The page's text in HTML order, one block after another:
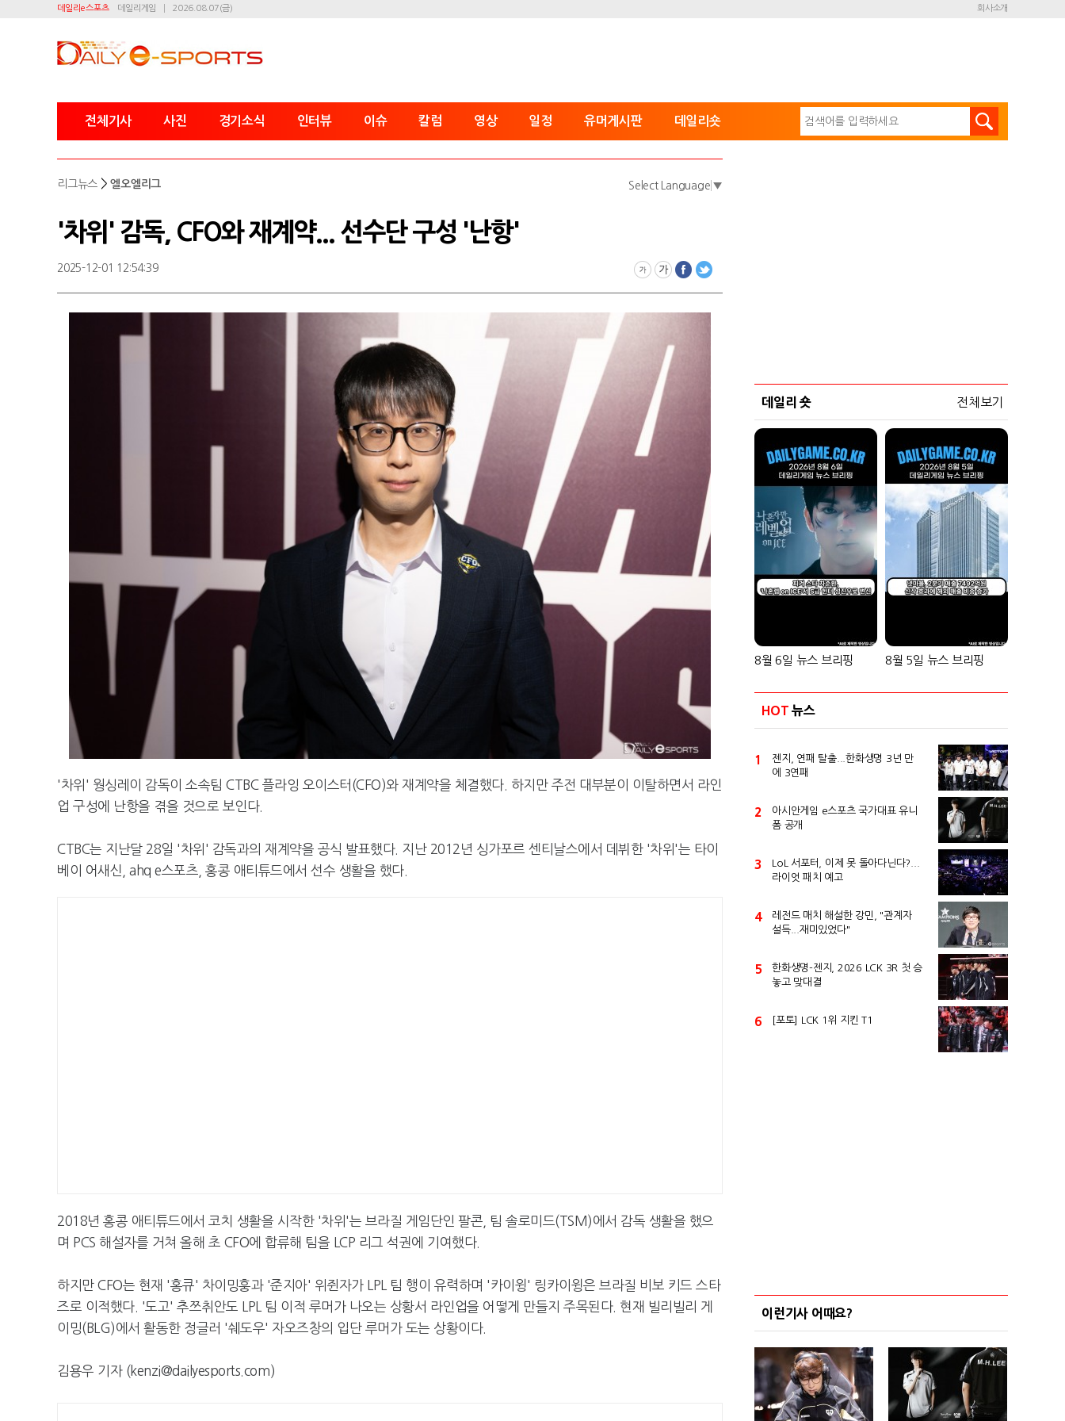
데일리e스포츠 데일리게임 2026.08.07(금) 회사소개
전체기사 사진 경기소식 인터뷰 이슈 칼럼 영상 일정 유머게시판 데일리숏
리그뉴스 >엘오엘리그 Select Language ▼
'차위' 감독, CFO와 재계약... 선수단 구성 '난항'
2025-12-01 12:54:39
'차위' 웡싱레이 감독이 소속팀 CTBC 플라잉 오이스터(CFO)와 재계약을 체결했다. 하지만 주전 대부분이 이탈하면서 라인
업 구성에 난항을 겪을 것으로 보인다.
CTBC는 지난달 28일 '차위' 감독과의 재계약을 공식 발표했다. 지난 2012년 싱가포르 센티날스에서 데뷔한 '차위'는 타이
베이 어새신, ahq e스포츠, 홍콩 애티튜드에서 선수 생활을 했다.
2018년 홍콩 애티튜드에서 코치 생활을 시작한 '차위'는 브라질 게임단인 팔콘, 팀 솔로미드(TSM)에서 감독 생활을 했으
며 PCS 해설자를 거쳐 올해 초 CFO에 합류해 팀을 LCP 리그 석권에 기여했다.
하지만 CFO는 현재 '홍큐' 차이밍훙과 '준지아' 위쥔자가 LPL 팀 행이 유력하며 '카이윙' 링카이윙은 브라질 비보 키드 스타
즈로 이적했다. '도고' 추쯔취안도 LPL 팀 이적 루머가 나오는 상황서 라인업을 어떻게 만들지 주목된다. 현재 빌리빌리 게
이밍(BLG)에서 활동한 정글러 '쉐도우' 자오즈창의 입단 루머가 도는 상황이다.
김용우 기자 (kenzi@dailyesports.com)
데일리 숏 전체보기
8월 6일 뉴스 브리핑 8월 5일 뉴스 브리핑
HOT 뉴스
1
젠지, 연패 탈출...한화생명 3년 만
에 3연패
2
아시안게임 e스포츠 국가대표 유니
폼 공개
3
LoL 서포터, 이제 못 돌아다닌다?...
라이엇 패치 예고
4
레전드 매치 해설한 강민, "관계자
설득...재미있었다"
5
한화생명-젠지, 2026 LCK 3R 첫 승
놓고 맞대결
6 [포토] LCK 1위 지킨 T1
이런기사 어때요?